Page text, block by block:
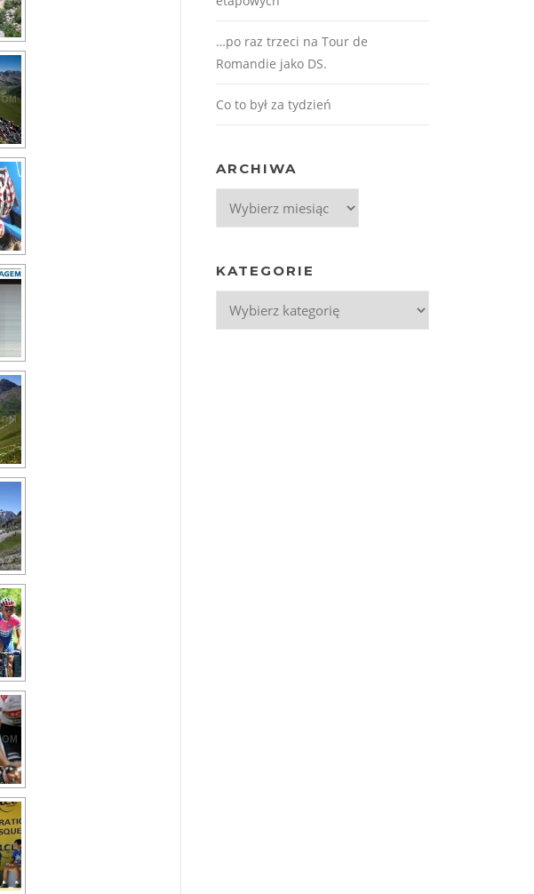
…po raz trzeci na Tour de
Romandie jako DS.
Co to był za tydzień
ARCHIWA
KATEGORIE